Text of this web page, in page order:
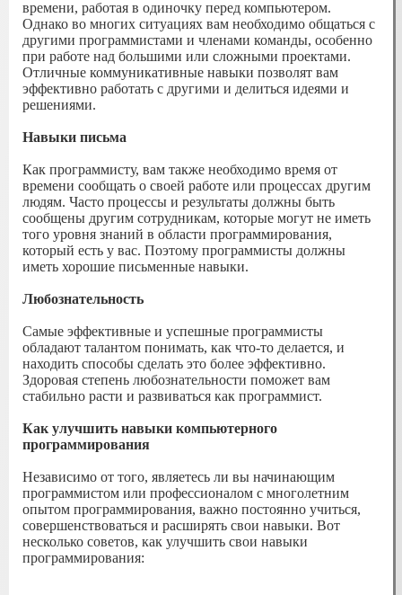
времени, работая в одиночку перед компьютером.
Однако во многих ситуациях вам необходимо общаться с
другими программистами и членами команды, особенно
при работе над большими или сложными проектами.
Отличные коммуникативные навыки позволят вам
эффективно работать с другими и делиться идеями и
решениями.
Навыки письма
Как программисту, вам также необходимо время от
времени сообщать о своей работе или процессах другим
людям. Часто процессы и результаты должны быть
сообщены другим сотрудникам, которые могут не иметь
того уровня знаний в области программирования,
который есть у вас. Поэтому программисты должны
иметь хорошие письменные навыки.
Любознательность
Самые эффективные и успешные программисты
обладают талантом понимать, как что-то делается, и
находить способы сделать это более эффективно.
Здоровая степень любознательности поможет вам
стабильно расти и развиваться как программист.
Как улучшить навыки компьютерного
программирования
Независимо от того, являетесь ли вы начинающим
программистом или профессионалом с многолетним
опытом программирования, важно постоянно учиться,
совершенствоваться и расширять свои навыки. Вот
несколько советов, как улучшить свои навыки
программирования: